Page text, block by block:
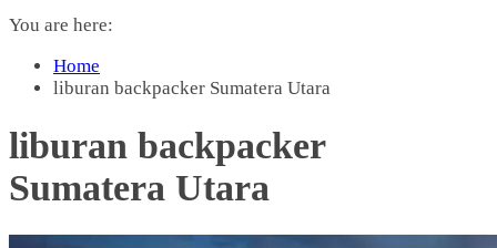
You are here:
Home
liburan backpacker Sumatera Utara
liburan backpacker
Sumatera Utara